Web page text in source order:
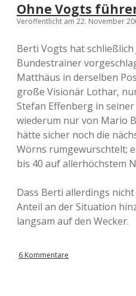
Ohne Vogts
Veröffentlicht am 22. November
Berti Vogts hat
Bundestrainer
Matthäus in derselben
große Visionär Lothar,
Stefan Effenberg in
wiederum nur von Mario
hätte sicher noch die
Wörns rumgewurschtelt;
bis 40 auf allerhöchstem
Dass Berti allerdings
Anteil an der Situation
langsam auf den Wecker.
6 Kommentare